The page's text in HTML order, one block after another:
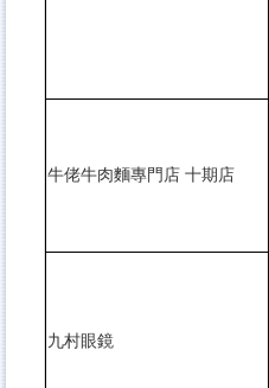
牛佬牛肉麵專門店 十期店
九村眼鏡